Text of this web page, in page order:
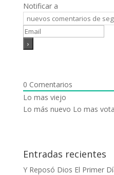
Notificar a
0 Comentarios
Lo mas viejo
Lo más nuevo Lo mas
Entradas recientes
Y Reposó Dios El Primer